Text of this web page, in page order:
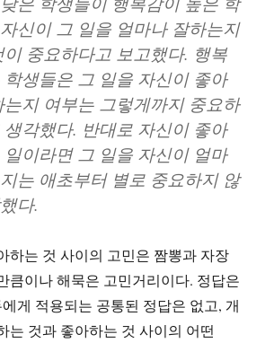
신이 그 일을 얼마나 잘하는지
이 중요하다고 보고했다. 행복
학생들은 그 일을 자신이 좋아
는지 여부는 그렇게까지 중요하
생각했다. 반대로 자신이 좋아
일이라면 그 일을 자신이 얼마
는 애초부터 별로 중요하지 않
다.
하는 것 사이의 고민은 짬뽕과 자장
큼이나 해묵은 고민거리이다. 정답은
게 적용되는 공통된 정답은 없고, 개
는 것과 좋아하는 것 사이의 어떤